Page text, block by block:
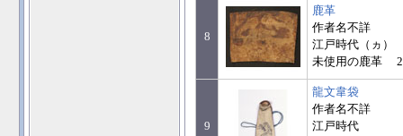
8
鹿革
作者名不詳
江戸時代（ヵ）
未使用の鹿革
9
龍文韋袋
作者名不詳
江戸時代